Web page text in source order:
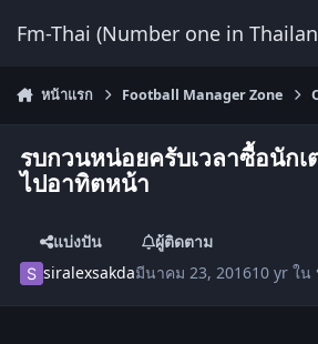
Fm-Thai (Number one in
หน้าแรก Football Manager Zone
รบกวนหน่อยครับเวลาซื้อนักเ
ไปอาทิตหน้า
แบ่งปัน
ผู้ติดตาม
siralexsakdaมีนาคม 23, 201610 yr ใน